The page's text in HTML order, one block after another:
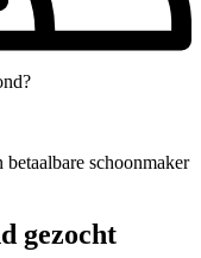
schoonmaker
gezocht